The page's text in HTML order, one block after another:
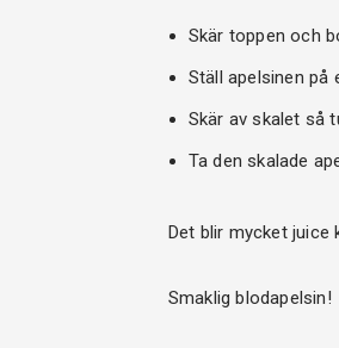
Skär toppen och
Ställ apelsinen på
Skär av skalet så
Ta den skalade
Det blir mycket juice
Smaklig blodapelsin!